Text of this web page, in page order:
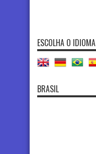
ESCOLHA O IDIOMA
BRASIL